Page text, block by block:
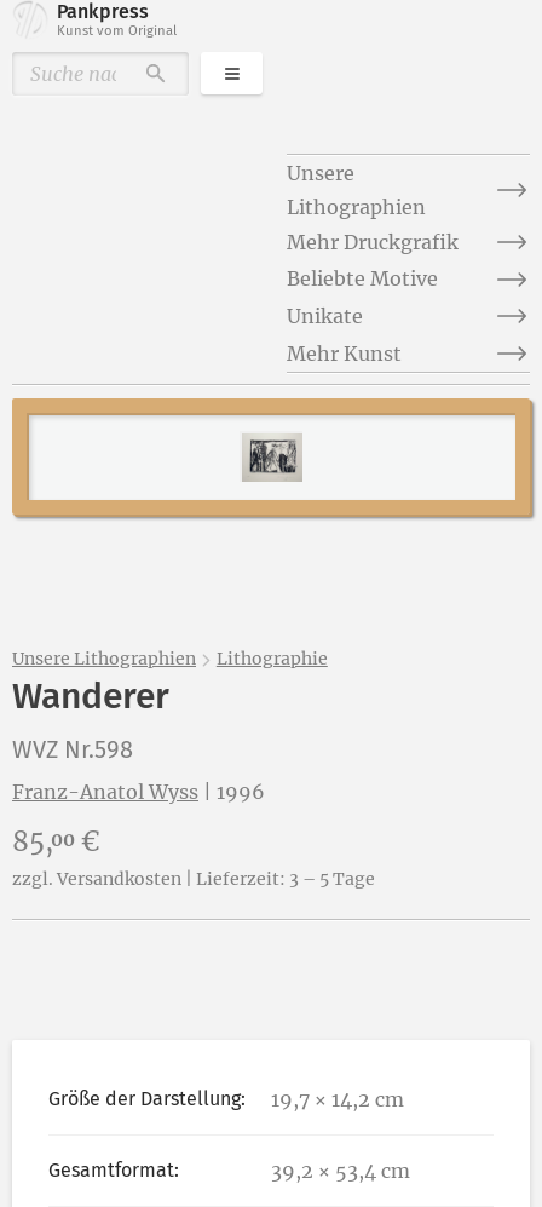
Pankpress
Kunst vom Original
DurchsuchenKategorien
Unsere
Lithographien
Mehr Druckgrafik
Beliebte Motive
Unikate
Mehr Kunst
Unsere Lithographien Lithographie
Wanderer
WVZ Nr.598
Franz-Anatol Wyss 1996
Preis:
85,00 €
zzgl. Versandkosten | Lieferzeit: 3 – 5 Tage
Größe der Darstellung: 19,7 × 14,2 cm
Gesamtformat: 39,2 × 53,4 cm